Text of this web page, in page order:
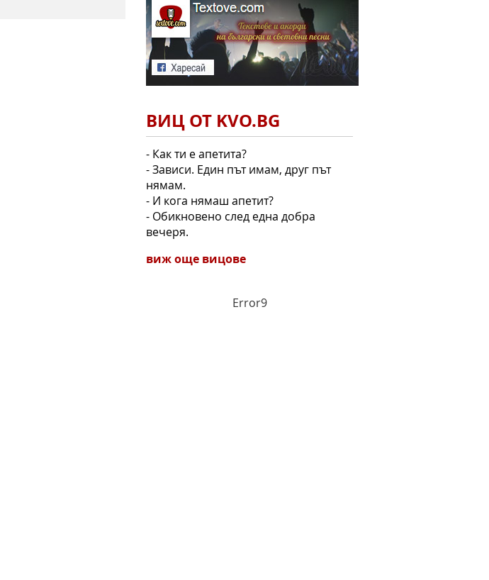
ВИЦ ОТ KVO.BG
- Как ти е апетита?
- Зависи. Един път имам, друг път
нямам.
- И кога нямаш апетит?
- Обикновено след една добра
вечеря.
виж още вицове
Error9